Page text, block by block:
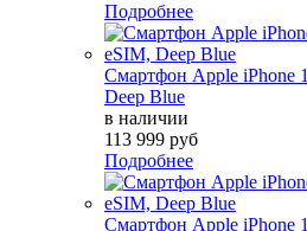
Подробнее
Смартфон Apple iPhone
Deep Blue
в наличии
113 999 руб
Подробнее
Смартфон Apple iPhone